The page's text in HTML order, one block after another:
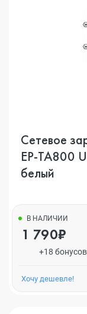
Сетевое
EP-TA800
белый
В НАЛИЧИИ
1 790₽
+18 бонусов
Хочу дешевле!